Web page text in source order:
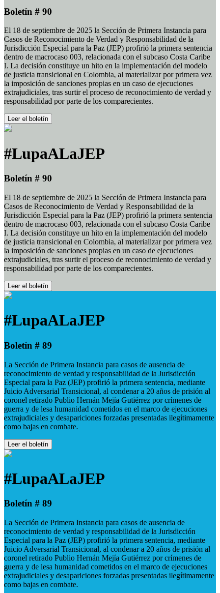
Boletín # 90
El 18 de septiembre de 2025 la Sección de Primera Instancia para
Casos de Reconocimiento de Verdad y Responsabilidad de la
Jurisdicción Especial para la Paz (JEP) profirió la primera sentencia
dentro de macrocaso 003, relacionada con el subcaso Costa Caribe
I. La decisión constituye un hito en la implementación del modelo
de justicia transicional en Colombia, al materializar por primera vez
la imposición de sanciones propias en un caso de ejecuciones
extrajudiciales, tras surtir el proceso de reconocimiento de verdad y
responsabilidad por parte de los comparecientes.
Leer el boletín
#LupaALaJEP
Boletín # 90
El 18 de septiembre de 2025 la Sección de Primera Instancia para
Casos de Reconocimiento de Verdad y Responsabilidad de la
Jurisdicción Especial para la Paz (JEP) profirió la primera sentencia
dentro de macrocaso 003, relacionada con el subcaso Costa Caribe
I. La decisión constituye un hito en la implementación del modelo
de justicia transicional en Colombia, al materializar por primera vez
la imposición de sanciones propias en un caso de ejecuciones
extrajudiciales, tras surtir el proceso de reconocimiento de verdad y
responsabilidad por parte de los comparecientes.
Leer el boletín
#LupaALaJEP
Boletín # 89
La Sección de Primera Instancia para casos de ausencia de
reconocimiento de verdad y responsabilidad de la Jurisdicción
Especial para la Paz (JEP) profirió la primera sentencia, mediante
Juicio Adversarial Transicional, al condenar a 20 años de prisión al
coronel retirado Publio Hernán Mejía Gutiérrez por crímenes de
guerra y de lesa humanidad cometidos en el marco de ejecuciones
extrajudiciales y desapariciones forzadas presentadas ilegítimamente
como bajas en combate.
Leer el boletín
#LupaALaJEP
Boletín # 89
La Sección de Primera Instancia para casos de ausencia de
reconocimiento de verdad y responsabilidad de la Jurisdicción
Especial para la Paz (JEP) profirió la primera sentencia, mediante
Juicio Adversarial Transicional, al condenar a 20 años de prisión al
coronel retirado Publio Hernán Mejía Gutiérrez por crímenes de
guerra y de lesa humanidad cometidos en el marco de ejecuciones
extrajudiciales y desapariciones forzadas presentadas ilegítimamente
como bajas en combate.